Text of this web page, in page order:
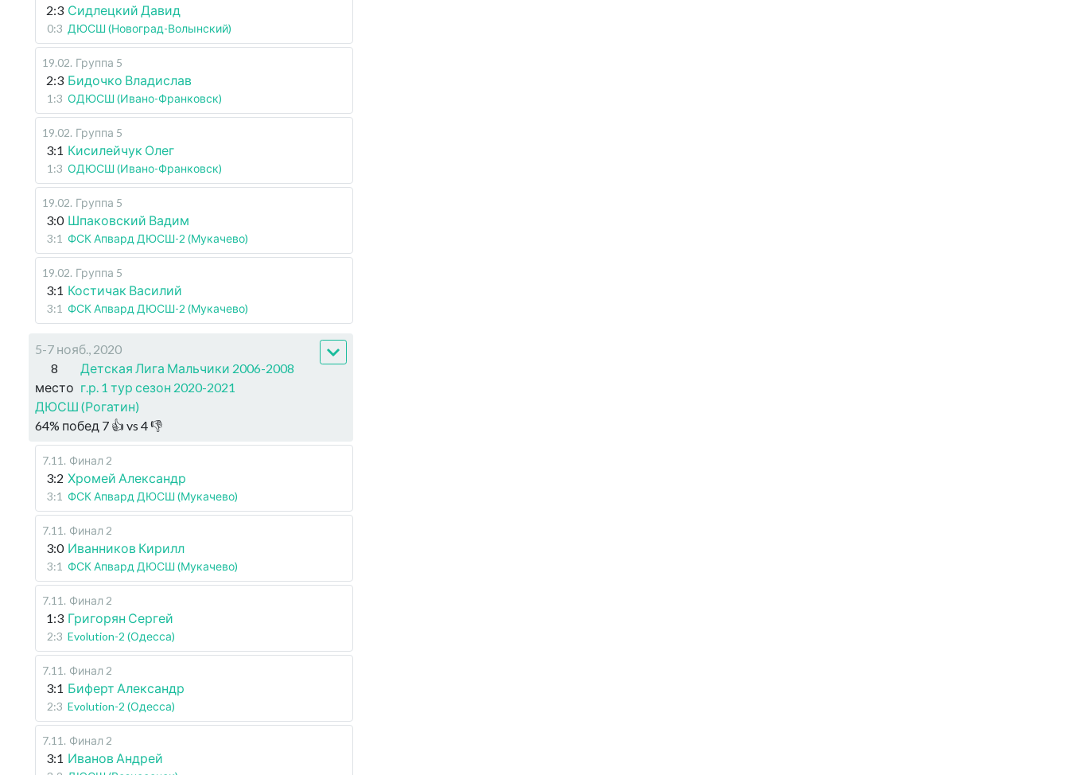
2:3 Сидлецкий Давид
0:3 ДЮСШ (Новоград-Волынский)
19.02. Группа 5
2:3 Бидочко Владислав
1:3 ОДЮСШ (Ивано-Франковск)
19.02. Группа 5
3:1 Кисилейчук Олег
1:3 ОДЮСШ (Ивано-Франковск)
19.02. Группа 5
3:0 Шпаковский Вадим
3:1 ФСК Апвард ДЮСШ-2 (Мукачево)
19.02. Группа 5
3:1 Костичак Василий
3:1 ФСК Апвард ДЮСШ-2 (Мукачево)
5-7 нояб., 2020
8
место
Детская Лига Мальчики 2006-2008
г.р. 1 тур сезон 2020-2021
ДЮСШ (Рогатин)
64% побед 7 👍 vs 4👎
7.11 . Финал 2
3:2 Хромей Александр
3:1 ФСК Апвард ДЮСШ (Мукачево)
7.11 . Финал 2
3:0 Иванников Кирилл
3:1 ФСК Апвард ДЮСШ (Мукачево)
7.11 . Финал 2
1:3 Григорян Сергей
2:3 Evolution-2 (Одесса)
7.11 . Финал 2
3:1 Биферт Александр
2:3 Evolution-2 (Одесса)
7.11 . Финал 2
3:1 Иванов Андрей